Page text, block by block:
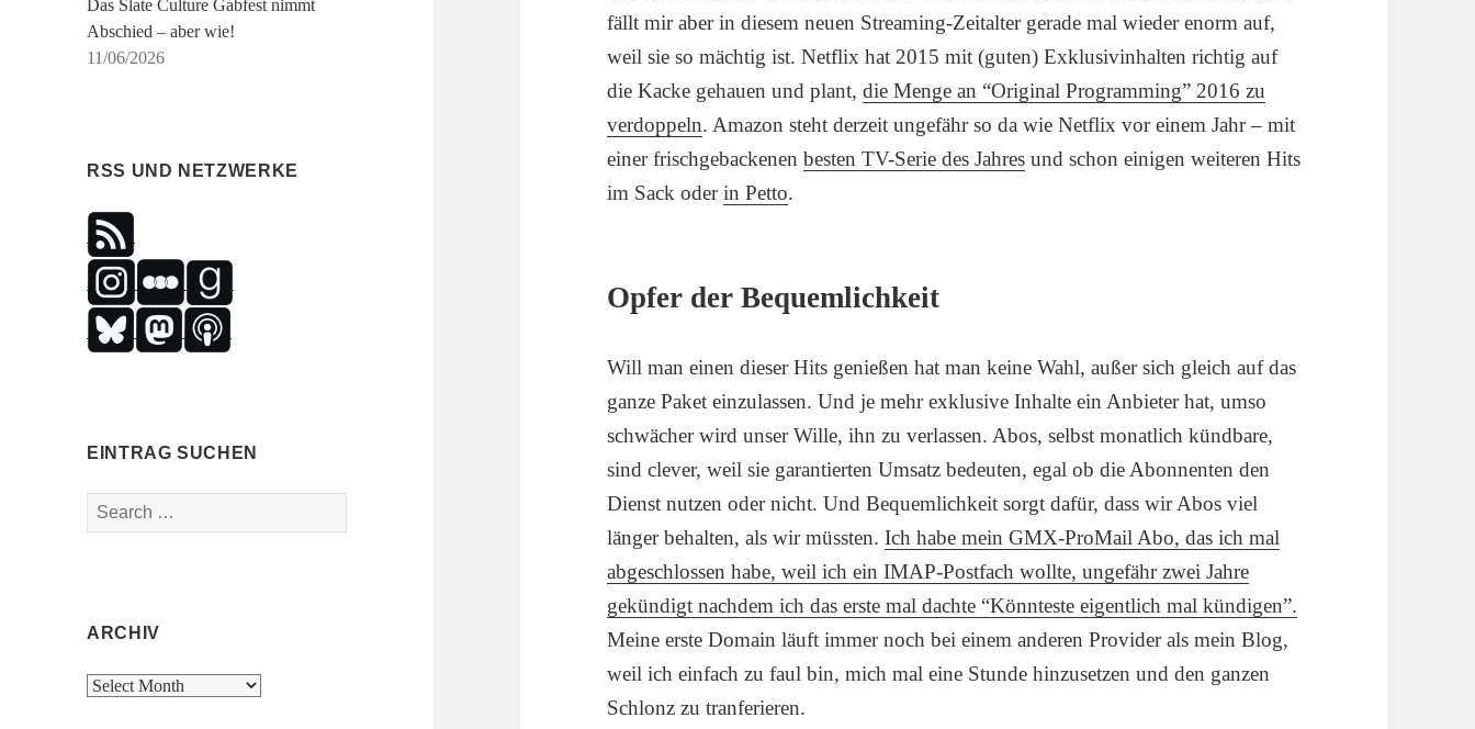
Das Slate Culture Gabfest nimmt
Abschied – aber wie!
11/06/2026
RSS UND NETZWERKE
EINTRAG SUCHEN
Search
for:
ARCHIV
Archiv
fällt mir aber in diesem neuen Streaming-Zeitalter gerade mal wieder enorm auf,
weil sie so mächtig ist. Netflix hat 2015 mit (guten) Exklusivinhalten richtig auf
die Kacke gehauen und plant,die Menge an “Original Programming” 2016 zu
verdoppeln. Amazon steht derzeit ungefähr so da wie Netflix vor einem Jahr – mit
einer frischgebackenenbesten TV-Serie des Jahres und schon einigen weiteren Hits
im Sack oderin Petto.
Opfer der Bequemlichkeit
Will man einen dieser Hits genießen hat man keine Wahl, außer sich gleich auf das
ganze Paket einzulassen. Und je mehr exklusive Inhalte ein Anbieter hat, umso
schwächer wird unser Wille, ihn zu verlassen. Abos, selbst monatlich kündbare,
sind clever, weil sie garantierten Umsatz bedeuten, egal ob die Abonnenten den
Dienst nutzen oder nicht. Und Bequemlichkeit sorgt dafür, dass wir Abos viel
länger behalten, als wir müssten.Ich habe mein GMX-ProMail Abo, das ich mal
abgeschlossen habe, weil ich ein IMAP-Postfach wollte, ungefähr zwei Jahre
gekündigt nachdem ich das erste mal dachte “Könnteste eigentlich mal kündigen”.
Meine erste Domain läuft immer noch bei einem anderen Provider als mein Blog,
weil ich einfach zu faul bin, mich mal eine Stunde hinzusetzen und den ganzen
Schlonz zu tranferieren.